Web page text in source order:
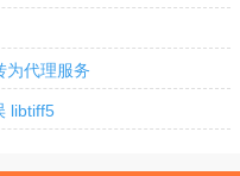
为代理服务
libtiff5